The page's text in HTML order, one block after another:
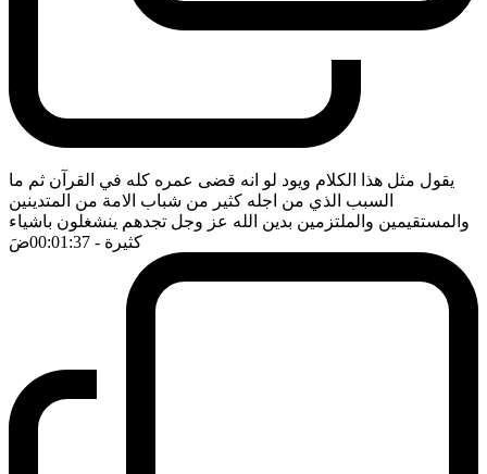
يقول مثل هذا الكلام ويود لو انه قضى عمره كله في القرآن ثم ما
السبب الذي من اجله كثير من شباب الامة من المتدينين
والمستقيمين والملتزمين بدين الله عز وجل تجدهم ينشغلون باشياء
كثيرة - 00:01:37 ضَ